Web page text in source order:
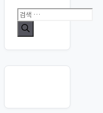
검
색: